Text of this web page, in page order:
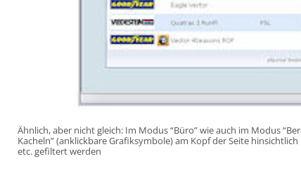
Ähnlich, aber nicht gleich: Im Modus “Büro” wie auch im Modus
Kacheln” (anklickbare Grafiksymbole) am Kopf der Seite
etc. gefiltert werden